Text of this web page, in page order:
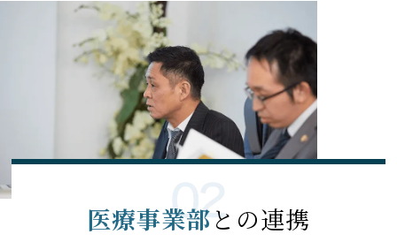
医療事業部との連携